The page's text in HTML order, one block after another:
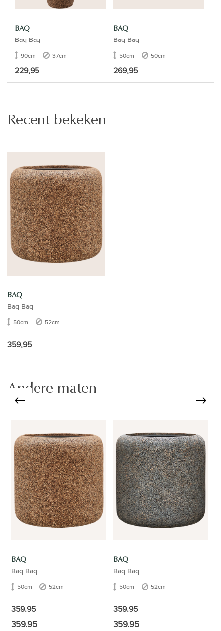
BAQ
Baq Baq
90cm 37cm
229,95
BAQ
Baq Baq
50cm 50cm
269,95
Recent bekeken
BAQ
Baq Baq
50cm 52cm
359,95
Andere maten
BAQ
Baq Baq
50cm 52cm
359.95
359.95
BAQ
Baq Baq
50cm 52cm
359.95
359.95